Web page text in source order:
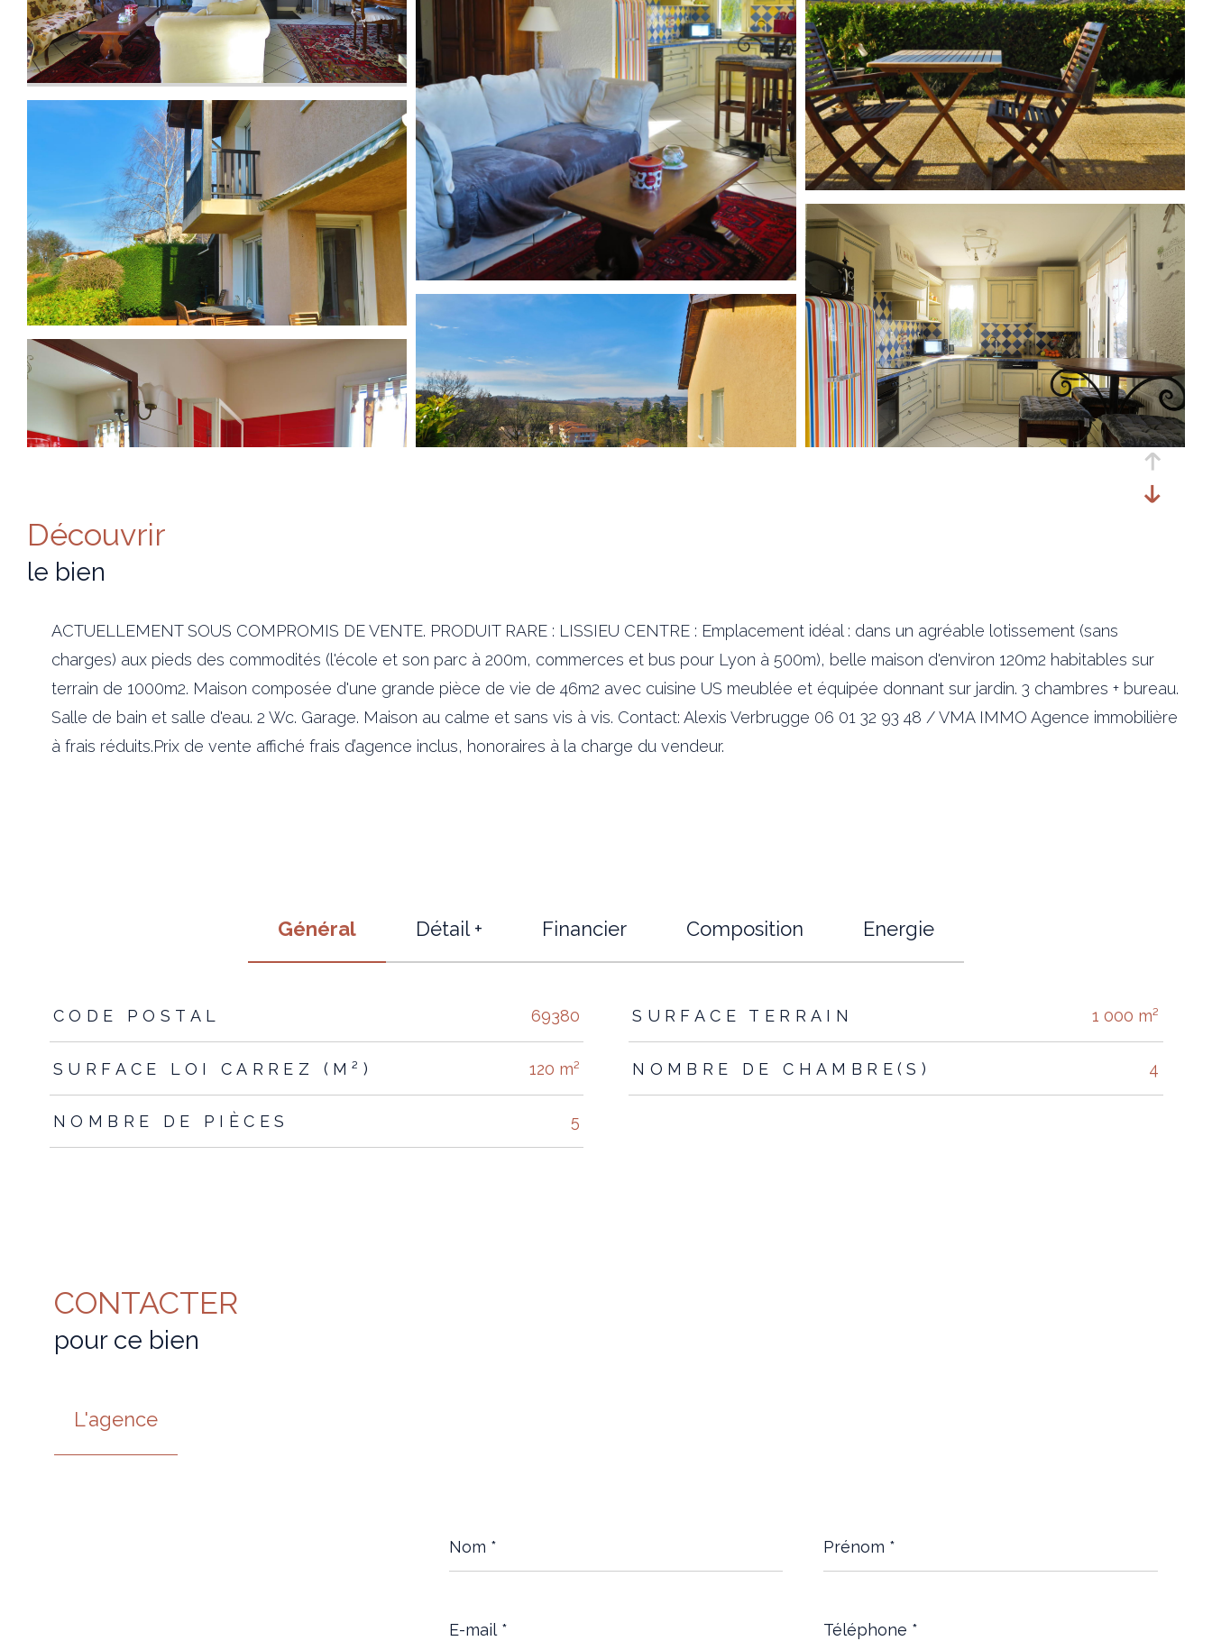
découvrir
le bien
ACTUELLEMENT SOUS COMPROMIS DE VENTE. PRODUIT RARE : LISSIEU CENTRE : Emplacement idéal : dans un agréable lotissement (sans
charges) aux pieds des commodités (l'école et son parc à 200m, commerces et bus pour Lyon à 500m), belle maison d'environ 120m2 habitables sur
terrain de 1000m2. Maison composée d'une grande pièce de vie de 46m2 avec cuisine US meublée et équipée donnant sur jardin. 3 chambres + bureau.
Salle de bain et salle d'eau. 2 Wc. Garage. Maison au calme et sans vis à vis. Contact: Alexis Verbrugge 06 01 32 93 48 / VMA IMMO Agence immobilière
à frais réduits.Prix de vente affiché frais d’agence inclus, honoraires à la charge du vendeur.
Général Détail + Financier Composition Energie
TRAD_ZEPHYR_Caracteristique
CODE POSTAL 69380 SURFACE TERRAIN 1 000 m²
SURFACE LOI CARREZ (M²) 120 m² NOMBRE DE CHAMBRE(S) 4
NOMBRE DE PIÈCES 5
CONTACTER
pour ce bien
L'agence
*
*
mail
*